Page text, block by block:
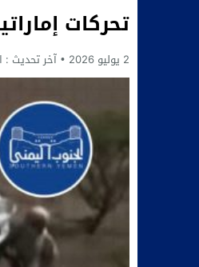
تحركات
2 يوليو 2026 آخر تحديث :